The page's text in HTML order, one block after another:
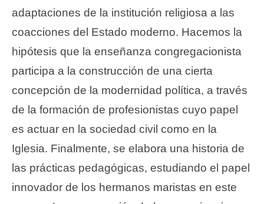
adaptaciones de la institución religiosa a las
coacciones del Estado moderno. Hacemos la
hipótesis que la enseñanza congregacionista
participa a la construcción de una cierta
concepción de la modernidad política, a través
de la formación de profesionistas cuyo papel
es actuar en la sociedad civil como en la
Iglesia. Finalmente, se elabora una historia de
las prácticas pedagógicas, estudiando el papel
innovador de los hermanos maristas en este